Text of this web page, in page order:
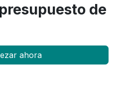
de
ahora